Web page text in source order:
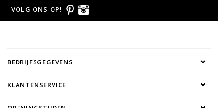
VOLG ONS OP!
BEDRIJFSGEGEVENS
KLANTENSERVICE